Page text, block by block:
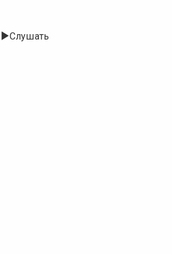
Слушать